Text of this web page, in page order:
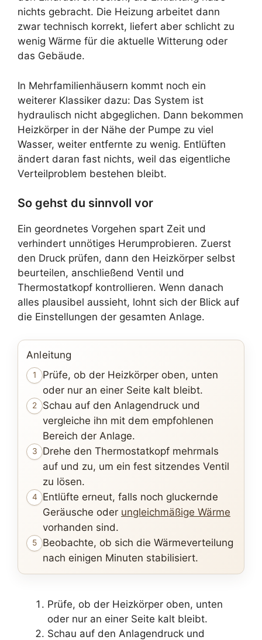
nichts gebracht. Die Heizung arbeitet dann
zwar technisch korrekt, liefert aber schlicht zu
wenig Wärme für die aktuelle Witterung oder
das Gebäude.
In Mehrfamilienhäusern kommt noch ein
weiterer Klassiker dazu: Das System ist
hydraulisch nicht abgeglichen. Dann bekommen
Heizkörper in der Nähe der Pumpe zu viel
Wasser, weiter entfernte zu wenig. Entlüften
ändert daran fast nichts, weil das eigentliche
Verteilproblem bestehen bleibt.
So gehst du sinnvoll vor
Ein geordnetes Vorgehen spart Zeit und
verhindert unnötiges Herumprobieren. Zuerst
den Druck prüfen, dann den Heizkörper selbst
beurteilen, anschließend Ventil und
Thermostatkopf kontrollieren. Wenn danach
alles plausibel aussieht, lohnt sich der Blick auf
die Einstellungen der gesamten Anlage.
Anleitung
1
Prüfe, ob der Heizkörper oben, unten
oder nur an einer Seite kalt bleibt.
2
Schau auf den Anlagendruck und
vergleiche ihn mit dem empfohlenen
Bereich der Anlage.
3
Drehe den Thermostatkopf mehrmals
auf und zu, um ein fest sitzendes Ventil
zu lösen.
4
Entlüfte erneut, falls noch gluckernde
Geräusche oder ungleichmäßige Wärme
vorhanden sind.
5
Beobachte, ob sich die Wärmeverteilung
nach einigen Minuten stabilisiert.
Prüfe, ob der Heizkörper oben, unten
oder nur an einer Seite kalt bleibt.
Schau auf den Anlagendruck und